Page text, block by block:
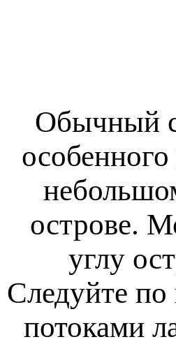
Обычный
острове.
углу
Следуйте
потоками